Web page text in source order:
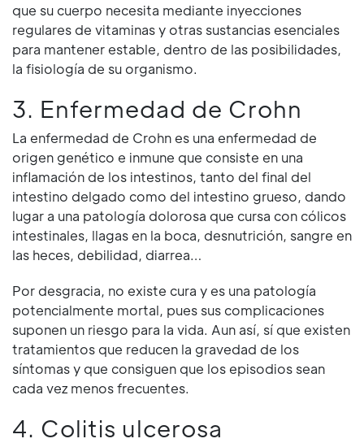
que su cuerpo necesita mediante inyecciones
regulares de vitaminas y otras sustancias esenciales
para mantener estable, dentro de las posibilidades,
la fisiología de su organismo.
3. Enfermedad de Crohn
La enfermedad de Crohn es una enfermedad de
origen genético e inmune que consiste en una
inflamación de los intestinos, tanto del final del
intestino delgado como del intestino grueso, dando
lugar a una patología dolorosa que cursa con cólicos
intestinales, llagas en la boca, desnutrición, sangre en
las heces, debilidad, diarrea…
Por desgracia, no existe cura y es una patología
potencialmente mortal, pues sus complicaciones
suponen un riesgo para la vida. Aun así, sí que existen
tratamientos que reducen la gravedad de los
síntomas y que consiguen que los episodios sean
cada vez menos frecuentes.
4. Colitis ulcerosa